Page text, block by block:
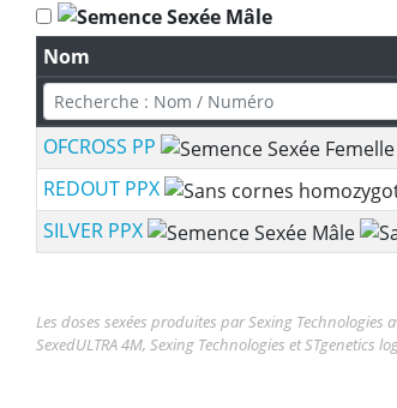
Nom
OFCROSS PP
REDOUT PPX
SILVER PPX
Les doses sexées produites par Sexing Technologies
SexedULTRA 4M, Sexing Technologies et